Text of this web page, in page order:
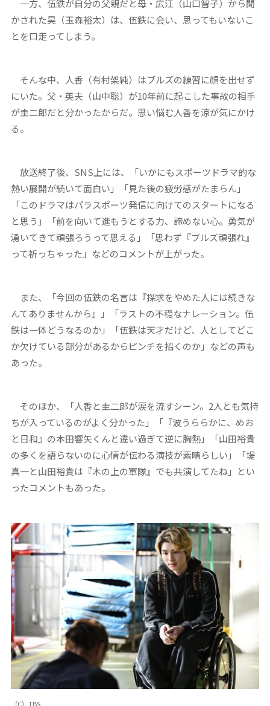
一方、伍鉄が自分の父親だと母・広江（山口智子）から聞
かされた昊（玉森裕太）は、伍鉄に会い、思ってもいないこ
とを口走ってしまう。
そんな中、人香（有村架純）はブルズの練習に顔を出せず
にいた。父・英夫（山中聡）が10年前に起こした事故の相手
が圭二郎だと分かったからだ。思い悩む人香を涼が気にかけ
る。
放送終了後、SNS上には、「いかにもスポーツドラマ的な
熱い展開が続いて面白い」「見た後の疲労感がたまらん」
「このドラマはパラスポーツ発信に向けてのスタートになる
と思う」「前を向いて進もうとする力、諦めない心。勇気が
湧いてきて頑張ろうって思える」「思わず『ブルズ頑張れ』
って祈っちゃった」などのコメントが上がった。
また、「今回の伍鉄の名言は『探求をやめた人には続きな
んてありませんから』」「ラストの不穏なナレーション。伍
鉄は一体どうなるのか」「伍鉄は天才だけど、人としてどこ
か欠けている部分があるからピンチを招くのか」などの声も
あった。
そのほか、「人香と圭二郎が涙を流すシーン。2人とも気持
ちが入っているのがよく分かった」「『波うららかに、めお
と日和』の本田響矢くんと違い過ぎて逆に胸熱」「山田裕貴
の多くを語らないのに心情が伝わる演技が素晴らしい」「堤
真一と山田裕貴は『木の上の軍隊』でも共演してたね」とい
ったコメントもあった。
（C）TBS